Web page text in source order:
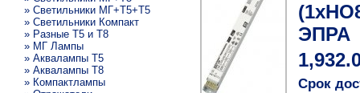
» Светильники МГ+T5+T5
» Светильники Компакт
» Разные T5 и T8
» МГ Лампы
» Аквалампы T5
» Аквалампы T8
» Компактлампы
ЭПРА
Срок